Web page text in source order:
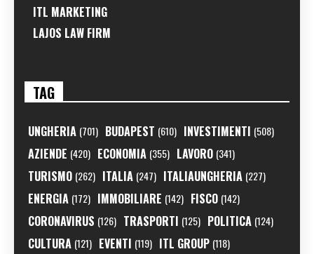
ITL MARKETING
LAJOS LAW FIRM
TAG
UNGHERIA (701) BUDAPEST (610) INVESTIMENTI (508)
AZIENDE (420) ECONOMIA (355) LAVORO (341)
TURISMO (262) ITALIA (247) ITALIAUNGHERIA (227)
ENERGIA (172) IMMOBILIARE (142) FISCO (142)
CORONAVIRUS (126) TRASPORTI (125) POLITICA (124)
CULTURA (121) EVENTI (119) ITL GROUP (118)